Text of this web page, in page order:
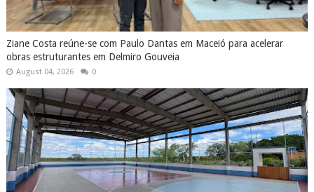
Ziane Costa reúne-se com Paulo Dantas em Maceió para acelerar
obras estruturantes em Delmiro Gouveia
August 04, 2026 0